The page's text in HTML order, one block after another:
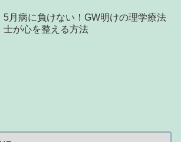
5月病に負けない！GW明けの理学療法
士が心を整える方法